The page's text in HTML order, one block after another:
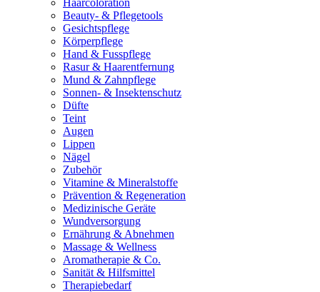
Haarcoloration
Beauty- & Pflegetools
Gesichtspflege
Körperpflege
Hand & Fusspflege
Rasur & Haarentfernung
Mund & Zahnpflege
Sonnen- & Insektenschutz
Düfte
Teint
Augen
Lippen
Nägel
Zubehör
Vitamine & Mineralstoffe
Prävention & Regeneration
Medizinische Geräte
Wundversorgung
Ernährung & Abnehmen
Massage & Wellness
Aromatherapie & Co.
Sanität & Hilfsmittel
Therapiebedarf